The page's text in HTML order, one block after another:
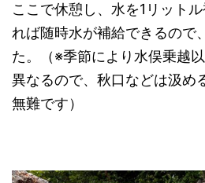
ここで休憩し、水を1リット
れば随時水が補給できるので
た。（※季節により水俣乗越
異なるので、秋口などは汲め
無難です）